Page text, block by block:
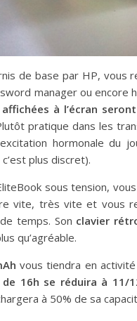
de base par HP, vous
manager ou encore
affichées à l’écran
pratique dans les
hormonale du
plus discret).
sous tension,
vite, très vite et vous
temps. Son clavier
qu’agréable.
vous tiendra en
16h se réduira à 11/
à 50% de sa